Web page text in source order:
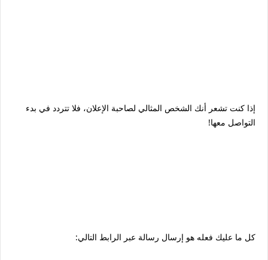
إذا كنت تشعر أنك الشخص المثالي لصاحبة الإعلان، فلا تتردد في بدء
التواصل معها!
كل ما عليك فعله هو إرسال رسالة عبر الرابط التالي: